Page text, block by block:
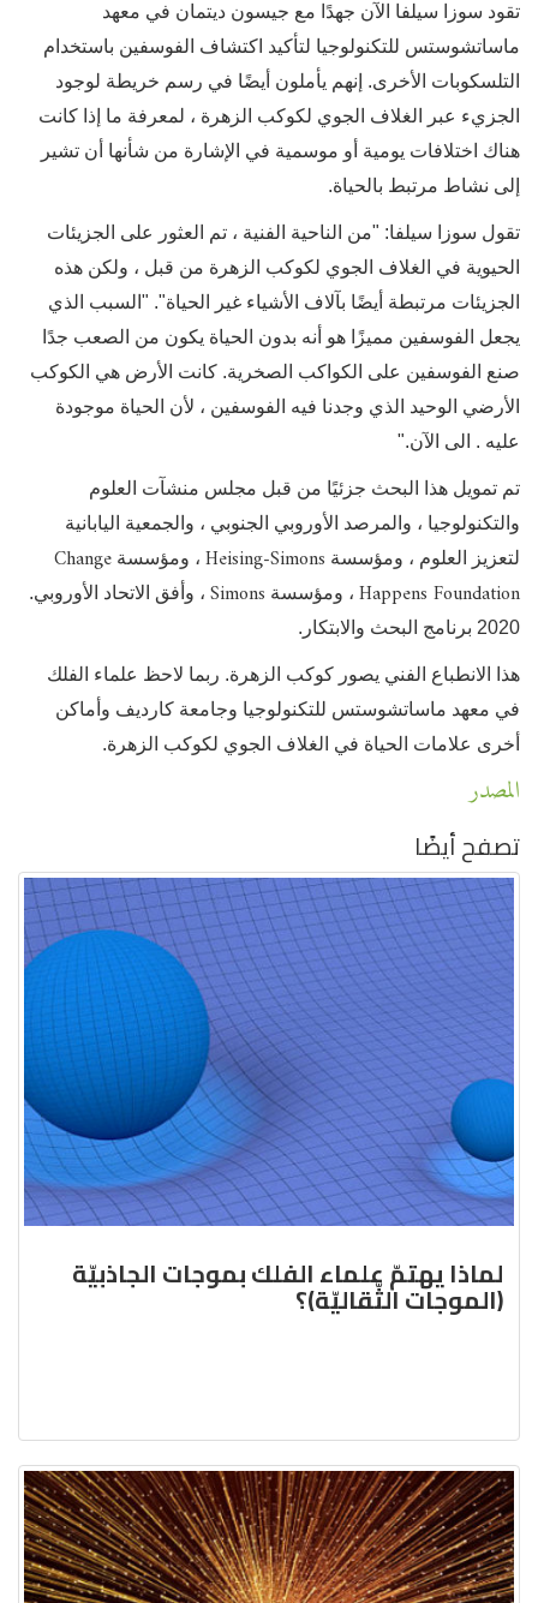
تقود سوزا سيلفا الآن جهدًا مع جيسون ديتمان في معهد
ماساتشوستس للتكنولوجيا لتأكيد اكتشاف الفوسفين باستخدام
التلسكوبات الأخرى. إنهم يأملون أيضًا في رسم خريطة لوجود
الجزيء عبر الغلاف الجوي لكوكب الزهرة ، لمعرفة ما إذا كانت
هناك اختلافات يومية أو موسمية في الإشارة من شأنها أن تشير
إلى نشاط مرتبط بالحياة.
تقول سوزا سيلفا: "من الناحية الفنية ، تم العثور على الجزيئات
الحيوية في الغلاف الجوي لكوكب الزهرة من قبل ، ولكن هذه
الجزيئات مرتبطة أيضًا بآلاف الأشياء غير الحياة". "السبب الذي
يجعل الفوسفين مميزًا هو أنه بدون الحياة يكون من الصعب جدًا
صنع الفوسفين على الكواكب الصخرية. كانت الأرض هي الكوكب
الأرضي الوحيد الذي وجدنا فيه الفوسفين ، لأن الحياة موجودة
عليه . الى الآن."
تم تمويل هذا البحث جزئيًا من قبل مجلس منشآت العلوم
والتكنولوجيا ، والمرصد الأوروبي الجنوبي ، والجمعية اليابانية
لتعزيز العلوم ، ومؤسسة Heising-Simons ، ومؤسسة Change
Happens Foundation ، ومؤسسة Simons ، وأفق الاتحاد الأوروبي.
2020 برنامج البحث والابتكار.
هذا الانطباع الفني يصور كوكب الزهرة. ربما لاحظ علماء الفلك
في معهد ماساتشوستس للتكنولوجيا وجامعة كارديف وأماكن
أخرى علامات الحياة في الغلاف الجوي لكوكب الزهرة.
المصدر
تصفح أيضًا
لماذا يهتمّ علماء الفلك بموجات الجاذبيّة
(الموجات الثّقاليّة)؟